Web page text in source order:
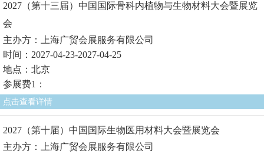
2027（第十三届）中国国际骨科内植物与生物材料大会暨展览
会
主办方：上海广贸会展服务有限公司
时间：2027-04-23-2027-04-25
地点：北京
参展费1：
点击查看详情
2027（第十届）中国国际生物医用材料大会暨展览会
主办方：上海广贸会展服务有限公司